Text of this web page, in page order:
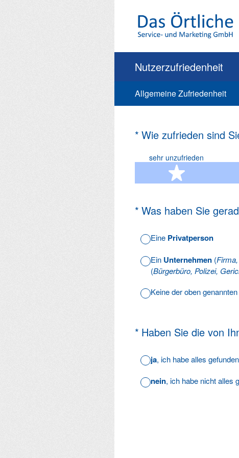
Nutzerzufriedenheit
Allgemeine Zufriedenheit
* Wie zufrieden sind
(Erforderlich.)
sehr unzufrieden
1 Stern
* Was haben Sie
(Erforderlich.)
Eine Privatperson
Ein Unternehmen (
(Bürgerbüro, Polizei,
Keine der oben genannten
* Haben Sie die von
(Erforderlich.)
ja, ich habe alles gefunden
nein, ich habe nicht alles